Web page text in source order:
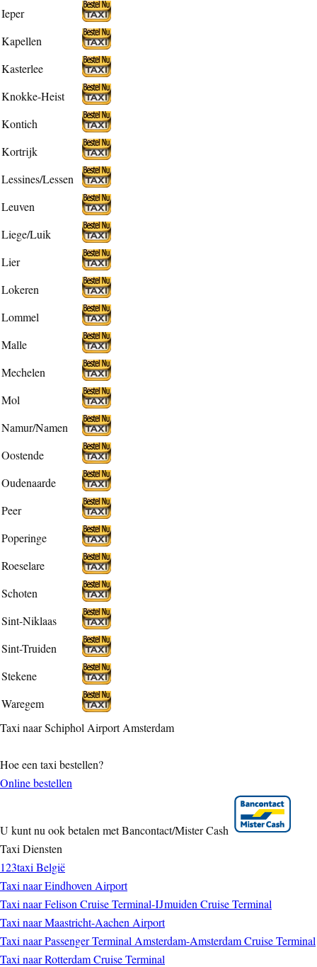
Ieper
Kapellen
Kasterlee
Knokke-Heist
Kontich
Kortrijk
Lessines/Lessen
Leuven
Liege/Luik
Lier
Lokeren
Lommel
Malle
Mechelen
Mol
Namur/Namen
Oostende
Oudenaarde
Peer
Poperinge
Roeselare
Schoten
Sint-Niklaas
Sint-Truiden
Stekene
Waregem
Taxi naar Schiphol Airport Amsterdam
Hoe een taxi bestellen?
Online bestellen
U kunt nu ook betalen met Bancontact/Mister Cash
Taxi Diensten
123taxi België
Taxi naar Eindhoven Airport
Taxi naar Felison Cruise Terminal-IJmuiden Cruise Terminal
Taxi naar Maastricht-Aachen Airport
Taxi naar Passenger Terminal Amsterdam-Amsterdam Cruise Terminal
Taxi naar Rotterdam Cruise Terminal